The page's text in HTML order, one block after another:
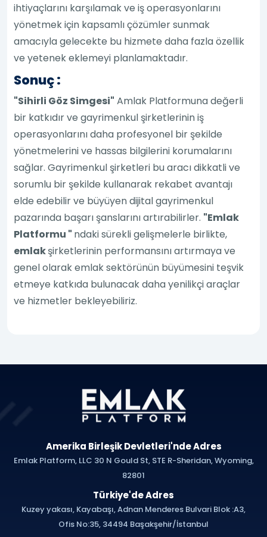
ihtiyaçlarını karşılamak ve iş operasyonlarını
yönetmek için kapsamlı çözümler sunmak
amacıyla gelecekte bu hizmete daha fazla özellik
ve yetenek eklemeyi planlamaktadır.
Sonuç :
"Sihirli Göz Simgesi" Amlak Platformuna değerli
bir katkıdır ve gayrimenkul şirketlerinin iş
operasyonlarını daha profesyonel bir şekilde
yönetmelerini ve hassas bilgilerini korumalarını
sağlar. Gayrimenkul şirketleri bu aracı dikkatli ve
sorumlu bir şekilde kullanarak rekabet avantajı
elde edebilir ve büyüyen dijital gayrimenkul
pazarında başarı şanslarını artırabilirler. "Emlak
Platformu " ndaki sürekli gelişmelerle birlikte,
emlakşirketlerinin performansını artırmaya ve
genel olarak emlak sektörünün büyümesini teşvik
etmeye katkıda bulunacak daha yenilikçi araçlar
ve hizmetler bekleyebiliriz.
Amerika Birleşik Devletleri'nde Adres
Emlak Platform, LLC 30 N Gould St, STE R-Sheridan, Wyoming,
82801
Türkiye'de Adres
Kuzey yakası, Kayabaşı, Adnan Menderes Bulvari Blok :A3,
Ofis No:35, 34494 Başakşehir/İstanbul